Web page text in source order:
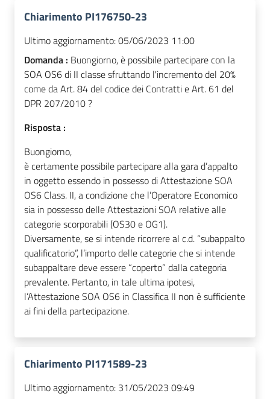
Chiarimento PI176750-23
Ultimo aggiornamento:05/06/2023 11:00
Domanda : Buongiorno, è possibile partecipare con la
SOA OS6 di II classe sfruttando l'incremento del 20%
come da Art. 84 del codice dei Contratti e Art. 61 del
DPR 207/2010 ?
Risposta :
Buongiorno,
è certamente possibile partecipare alla gara d’appalto
in oggetto essendo in possesso di Attestazione SOA
OS6 Class. II, a condizione che l’Operatore Economico
sia in possesso delle Attestazioni SOA relative alle
categorie scorporabili (OS30 e OG1).
Diversamente, se si intende ricorrere al c.d. “subappalto
qualificatorio”, l’importo delle categorie che si intende
subappaltare deve essere “coperto” dalla categoria
prevalente. Pertanto, in tale ultima ipotesi,
l’Attestazione SOA OS6 in Classifica II non è sufficiente
ai fini della partecipazione.
Chiarimento PI171589-23
Ultimo aggiornamento: 31/05/2023 09:49